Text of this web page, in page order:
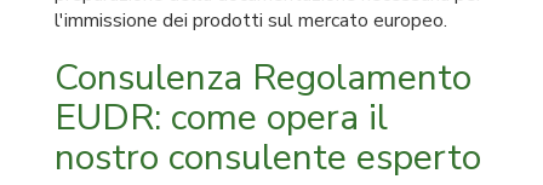
l'immissione dei prodotti sul mercato europeo.
Consulenza Regolamento
EUDR: come opera il
nostro consulente esperto